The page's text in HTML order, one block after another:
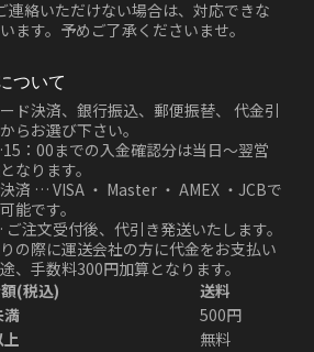
絡いただけない場合は、対応できな
ます。予めご了承くださいませ。
ついて
ド決済、銀行振込、郵便振替、 代金引
らお選び下さい。
：00までの入金確認分は当日～翌営
なります。
済 … VISA ・ Master ・ AMEX ・JCBで
能です。
注文受付後、代引き発送いたします。
の際に運送会社の方に代金をお支払い
、手数料300円加算となります。
(税込)
送料
満
500円
無料